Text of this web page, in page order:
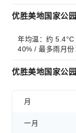
优胜美地国家公
年均温：约
40% / 最多雨月份
优胜美地国家公
月
一月